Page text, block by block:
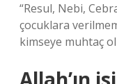
“Resul, Nebi,
çocuklara
kimseye muhtaç